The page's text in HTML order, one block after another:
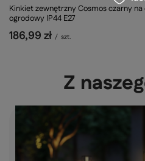
Kinkiet zewnętrzny Cosmos czarny
ogrodowy IP44 E27
186,99 zł / szt.
Z